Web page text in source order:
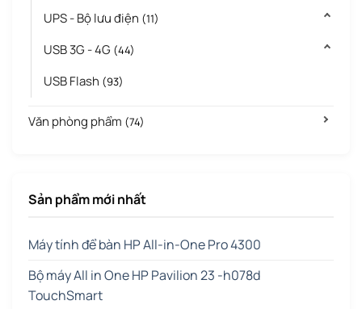
UPS - Bộ lưu điện (11)
USB 3G - 4G (44)
USB Flash (93)
Văn phòng phẩm (74)
Sản phẩm mới nhất
Máy tính để bàn HP All-in-One Pro 4300
Bộ máy All in One HP Pavilion 23 -h078d
TouchSmart